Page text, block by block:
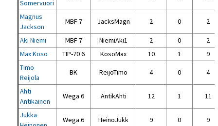
Somervuori
Magnus
Jackson
MBF 7 JacksMagn 2 0 2
Aki Niemi MBF 7 NiemiAki1 2 0
2
Max Koso
TIP-70 6 KosoMax 10 1
9
Timo
Reijola
BK ReijoTimo 4 0 4
Ahti
Antikainen
Wega 6 AntikAhti 12 1 11
Jukka
Wega 6 HeinoJukk 9 0 9